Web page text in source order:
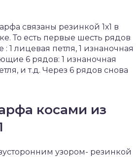
связаны резинкой 1х1 в
То есть первые шесть рядов
1 лицевая петля, 1 изнаночная
6 рядов: 1 изнаночная
и т.д. Через 6 рядов снова
косами из
узором- резинкой